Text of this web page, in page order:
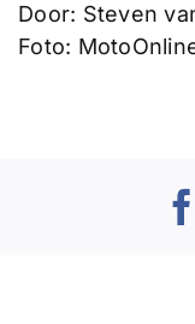
Door: Steven
Foto: